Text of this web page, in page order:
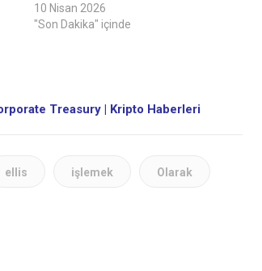
10 Nisan 2026
"Son Dakika" içinde
Treasury | Kripto Haberleri
ellis işlemek Olarak